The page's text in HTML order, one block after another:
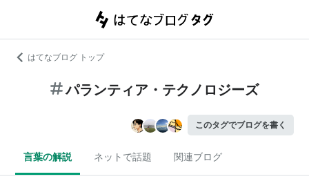
はてなブログ トップ
パランティア・テクノロジーズ
このタグでブログを書く
言葉の解説 ネットで話題 関連ブログ